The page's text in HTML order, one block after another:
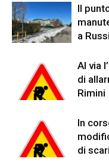
Il
a
Al via
di
Rimini
In
di